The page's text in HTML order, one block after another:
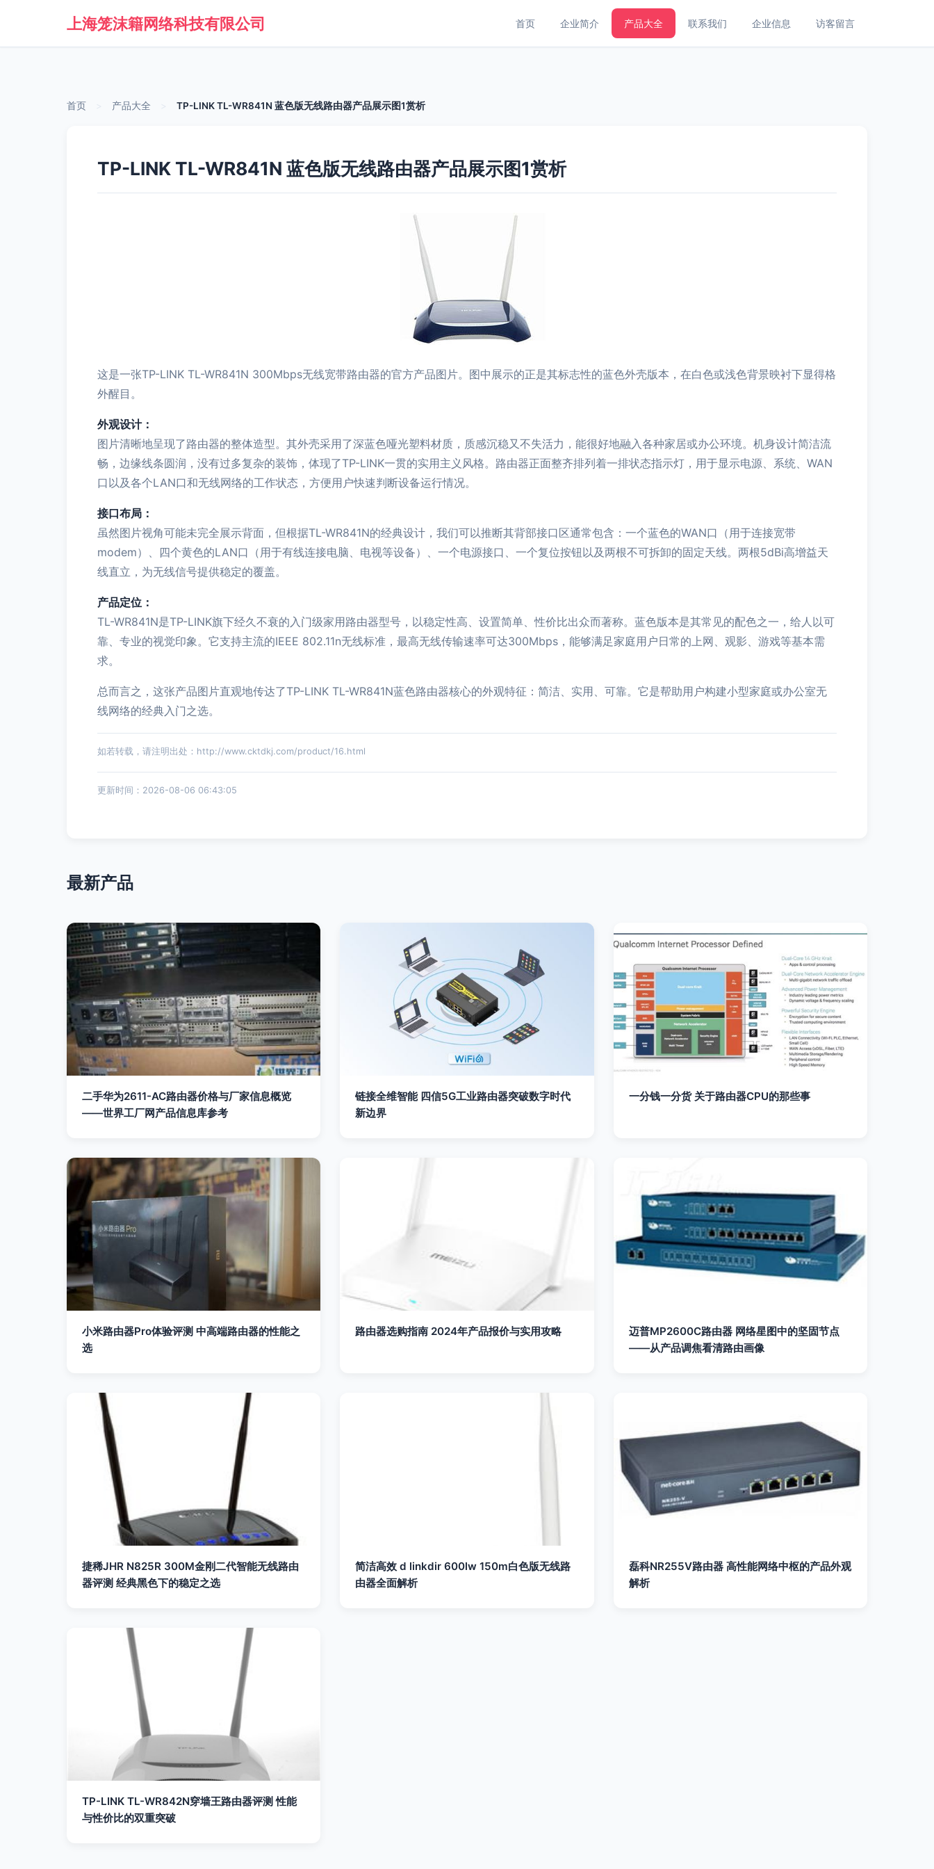
上海笼沫籍网络科技有限公司 首页 企业简介 产品大全 联系我们 企业信息 访客留言
首页 产品大全 TP-LINK TL-WR841N 蓝色版无线路由器产品展示图1赏析
TP-LINK TL-WR841N 蓝色版无线路由器产品展示图1赏析
这是一张TP-LINK TL-WR841N 300Mbps无线宽带路由器的官方产品图片。图中展示的正是其标志性的蓝色外壳版本，在白色或浅色背景映衬下显得格
外醒目。
外观设计：
图片清晰地呈现了路由器的整体造型。其外壳采用了深蓝色哑光塑料材质，质感沉稳又不失活力，能很好地融入各种家居或办公环境。机身设计简洁流
畅，边缘线条圆润，没有过多复杂的装饰，体现了TP-LINK一贯的实用主义风格。路由器正面整齐排列着一排状态指示灯，用于显示电源、系统、WAN
口以及各个LAN口和无线网络的工作状态，方便用户快速判断设备运行情况。
接口布局：
虽然图片视角可能未完全展示背面，但根据TL-WR841N的经典设计，我们可以推断其背部接口区通常包含：一个蓝色的WAN口（用于连接宽带
modem）、四个黄色的LAN口（用于有线连接电脑、电视等设备）、一个电源接口、一个复位按钮以及两根不可拆卸的固定天线。两根5dBi高增益天
线直立，为无线信号提供稳定的覆盖。
产品定位：
TL-WR841N是TP-LINK旗下经久不衰的入门级家用路由器型号，以稳定性高、设置简单、性价比出众而著称。蓝色版本是其常见的配色之一，给人以可
靠、专业的视觉印象。它支持主流的IEEE 802.11n无线标准，最高无线传输速率可达300Mbps，能够满足家庭用户日常的上网、观影、游戏等基本需
求。
总而言之，这张产品图片直观地传达了TP-LINK TL-WR841N蓝色路由器核心的外观特征：简洁、实用、可靠。它是帮助用户构建小型家庭或办公室无
线网络的经典入门之选。
如若转载，请注明出处：http://www.cktdkj.com/product/16.html
更新时间：2026-08-06 06:43:05
最新产品
二手华为2611-AC路由器价格与厂家信息概览
——世界工厂网产品信息库参考
链接全维智能 四信5G工业路由器突破数字时代
新边界
一分钱一分货 关于路由器CPU的那些事
小米路由器Pro体验评测 中高端路由器的性能之
选
路由器选购指南 2024年产品报价与实用攻略
迈普MP2600C路由器 网络星图中的坚固节点
——从产品调焦看清路由画像
捷稀JHR N825R 300M金刚二代智能无线路由
器评测 经典黑色下的稳定之选
简洁高效 d linkdir 600lw 150m白色版无线路
由器全面解析
磊科NR255V路由器 高性能网络中枢的产品外观
解析
TP-LINK TL-WR842N穿墙王路由器评测 性能
与性价比的双重突破